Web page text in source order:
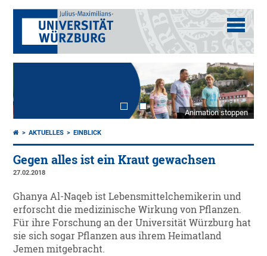
Animation stoppen
AKTUELLES EINBLICK
Gegen alles ist ein Kraut gewachsen
27.02.2018
Ghanya Al-Naqeb ist Lebensmittelchemikerin und
erforscht die medizinische Wirkung von Pflanzen.
Für ihre Forschung an der Universität Würzburg hat
sie sich sogar Pflanzen aus ihrem Heimatland
Jemen mitgebracht.